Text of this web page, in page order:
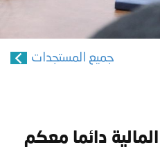
جميع المستجدات
دائما معكم